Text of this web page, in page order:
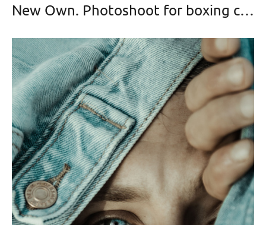
New Own. Photoshoot for boxing coach Alex Rudy